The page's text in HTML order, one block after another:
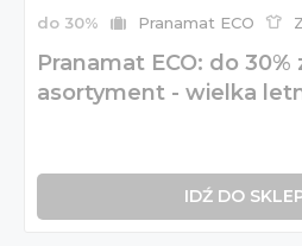
do 30% Pranamat ECO
Pranamat ECO: do 30%
asortyment - wielka
IDŹ DO